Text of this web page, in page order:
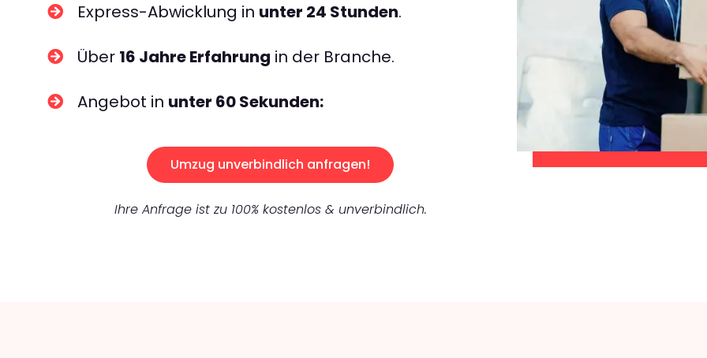
Express-Abwicklung in unter 24 Stunden.
Über 16 Jahre Erfahrung in der Branche.
Angebot in unter 60 Sekunden:
Umzug unverbindlich anfragen!
Ihre Anfrage ist zu 100% kostenlos & unverbindlich.